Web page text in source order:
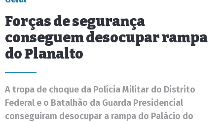
Forças de segurança
conseguem desocupar rampa
do Planalto
A tropa de choque da Polícia Militar do Distrito
Federal e o Batalhão da Guarda Presidencial
conseguiram desocupar a rampa do Palácio do